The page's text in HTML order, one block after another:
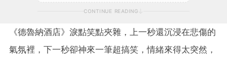
CONTINUE READING
《德魯納酒店》淚點笑點夾雜，上一秒還沉浸在悲傷的
氣氛裡，下一秒卻神來一筆超搞笑，情緒來得太突然，